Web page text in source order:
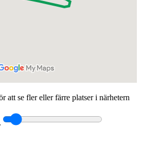
att se fler eller färre platser i närhetern
.